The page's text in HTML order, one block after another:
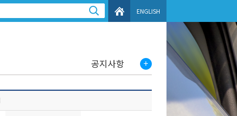
ENGLISH
공지사항